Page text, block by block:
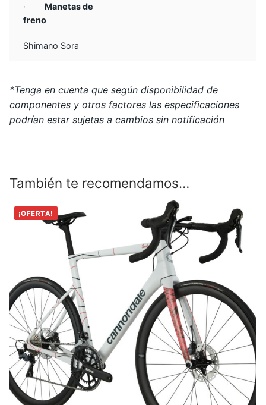
· Manetas de
freno
Shimano Sora
*Tenga en cuenta que según disponibilidad de
componentes y otros factores las especificaciones
podrían estar sujetas a cambios sin notificación
También te recomendamos…
¡OFERTA!